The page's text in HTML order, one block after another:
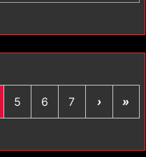
5 6 7 › »